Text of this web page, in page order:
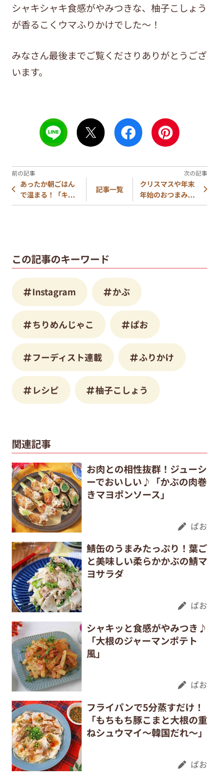
シャキシャキ食感がやみつきな、柚子こしょう
が香るこくウマふりかけでした～！
みなさん最後までご覧くださりありがとうござ
います。
あったか朝ごはん
で温まる！「キ...
記事一覧
クリスマスや年末
年始のおつまみ...
この記事のキーワード
Instagram かぶ
ちりめんじゃこ ぱお
フーディスト連載 ふりかけ
レシピ 柚子こしょう
関連記事
お肉との相性抜群！ジューシ
ーでおいしい♪「かぶの肉巻
きマヨポンソース」
ぱお
鯖缶のうまみたっぷり！葉ご
と美味しい柔らかかぶの鯖マ
ヨサラダ
ぱお
シャキッと食感がやみつき♪
「大根のジャーマンポテト
風」
ぱお
フライパンで5分蒸すだけ！
「もちもち豚こまと大根の重
ねシュウマイ～韓国だれ～」
ぱお